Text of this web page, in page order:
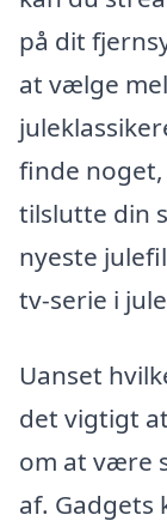
på dit
at vælge
finde noget,
tilslutte din
nyeste
tv-serie i
Uanset
det vigtigt
om at være
af. Gadgets